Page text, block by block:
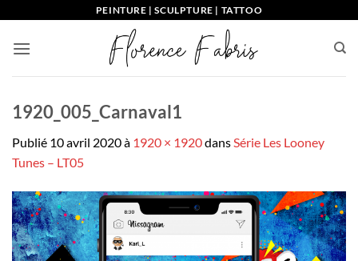
contenu
PEINTURE | SCULPTURE | TATTOO
1920_005_Carnaval1
Publié 10 avril 2020à 1920 × 1920dansSérie Les Looney
Tunes – LT05